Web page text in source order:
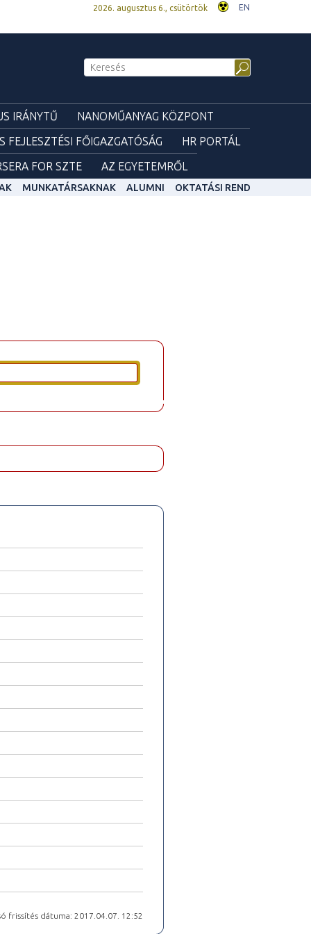
2026. augusztus 6., csütörtök EN
IRÁNYTŰ
NANOMŰANYAG KÖZPONT
FEJLESZTÉSI FŐIGAZGATÓSÁG
HR PORTÁL
FOR SZTE AZ EGYETEMRŐL
MUNKATÁRSAKNAK ALUMNI OKTATÁSI REND
frissítés dátuma: 2017.04.07. 12:52